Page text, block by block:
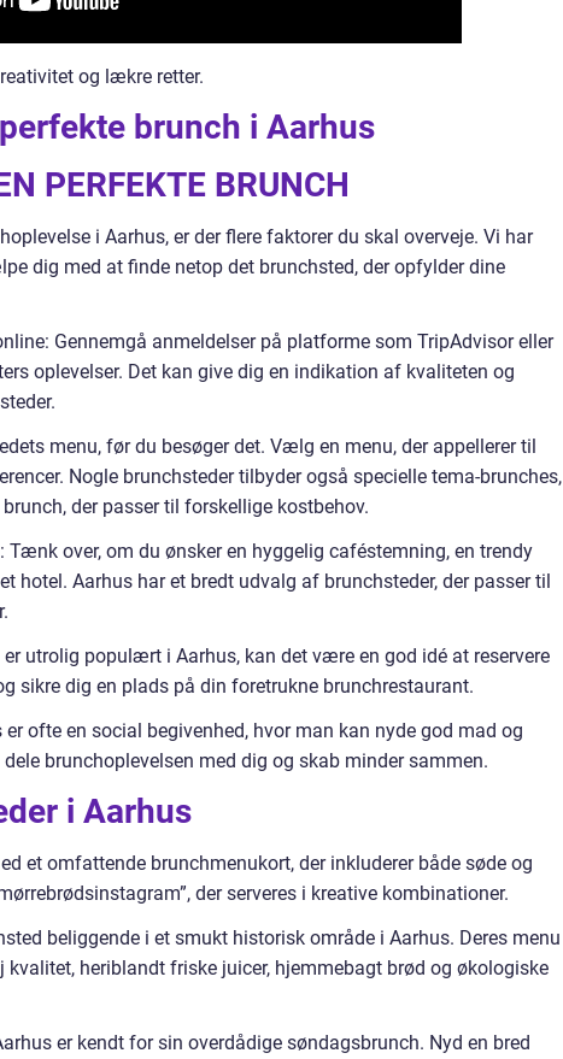
og lækre retter.
brunch i Aarhus
PERFEKTE BRUNCH
i Aarhus, er der flere faktorer du skal overveje. Vi har
dig med at finde netop det brunchsted, der opfylder dine
Gennemgå anmeldelser på platforme som TripAdvisor eller
oplevelser. Det kan give dig en indikation af kvaliteten og
menu, før du besøger det. Vælg en menu, der appellerer til
Nogle brunchsteder tilbyder også specielle tema-brunches,
der passer til forskellige kostbehov.
over, om du ønsker en hyggelig caféstemning, en trendy
hotel. Aarhus har et bredt udvalg af brunchsteder, der passer til
utrolig populært i Aarhus, kan det være en god idé at reservere
sikre dig en plads på din foretrukne brunchrestaurant.
ofte en social begivenhed, hvor man kan nyde god mad og
brunchoplevelsen med dig og skab minder sammen.
i Aarhus
et omfattende brunchmenukort, der inkluderer både søde og
der serveres i kreative kombinationer.
beliggende i et smukt historisk område i Aarhus. Deres menu
heriblandt friske juicer, hjemmebagt brød og økologiske
er kendt for sin overdådige søndagsbrunch. Nyd en bred